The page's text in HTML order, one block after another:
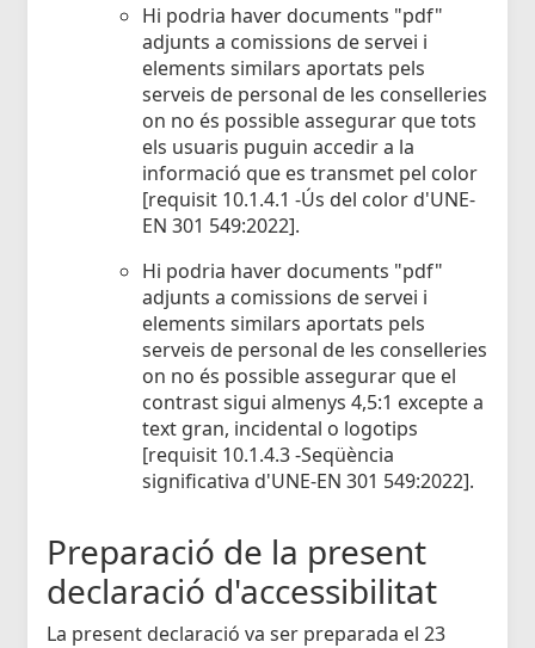
Hi podria haver documents "pdf"
adjunts a comissions de servei i
elements similars aportats pels
serveis de personal de les conselleries
on no és possible assegurar que tots
els usuaris puguin accedir a la
informació que es transmet pel color
[requisit 10.1.4.1 -Ús del color d'UNE-
EN 301 549:2022].
Hi podria haver documents "pdf"
adjunts a comissions de servei i
elements similars aportats pels
serveis de personal de les conselleries
on no és possible assegurar que el
contrast sigui almenys 4,5:1 excepte a
text gran, incidental o logotips
[requisit 10.1.4.3 -Seqüència
significativa d'UNE-EN 301 549:2022].
Preparació de la present
declaració d'accessibilitat
La present declaració va ser preparada el 23